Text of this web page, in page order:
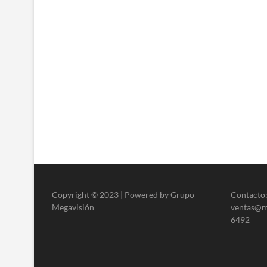
Copyright © 2023 | Powered by Grupo
Megavisión
6492